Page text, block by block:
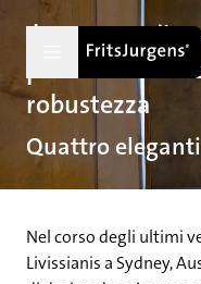
Il progetto di
perfetto
robustezza
Quattro
Nel corso degli ultimi
Livissianis a Sydney,